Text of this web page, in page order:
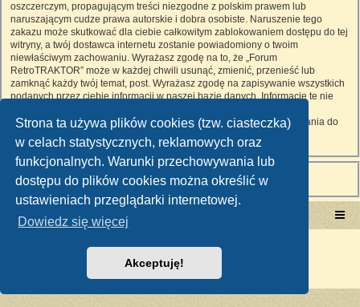
Strona ta używa plików cookies (tzw. ciasteczka)
w celach statystycznych, reklamowych oraz
funkcjonalnych. Warunki przechowywania lub
dostępu do plików cookies można określić w
ustawieniach przeglądarki internetowej.
Dowiedz się więcej
Akceptuję!
oszczerczym, propagującym treści niezgodne z polskim prawem lub
naruszającym cudze prawa autorskie i dobra osobiste. Naruszenie tego
zakazu może skutkować dla ciebie całkowitym zablokowaniem dostępu do tej
witryny, a twój dostawca internetu zostanie powiadomiony o twoim
niewłaściwym zachowaniu. Wyrażasz zgodę na to, że „Forum
RetroTRAKTOR” może w każdej chwili usunąć, zmienić, przenieść lub
zamknąć każdy twój temat, post. Wyrażasz zgodę na zapisywanie wszystkich
podanych przez ciebie informacji w naszej bazie danych. Informacje te nie
RetroTRAKTOR”, ani phpBB nie ponosi odpowiedzialności za włamania do
witryny, podczas których może dojść do kradzieży danych.
Portal RetroTRAKTOR.pl
Polski pakiet językowy dostarcza